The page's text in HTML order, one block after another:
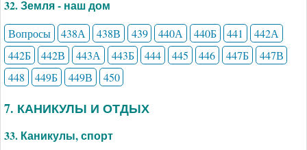
32. Земля - наш дом
Вопросы 438А 438В 439 440А 440Б 441
442А
442Б
442В 443А 443Б 444 445 446 447Б
447В
448
449Б 449В 450
7. КАНИКУЛЫ И ОТДЫХ
33. Каникулы, спорт